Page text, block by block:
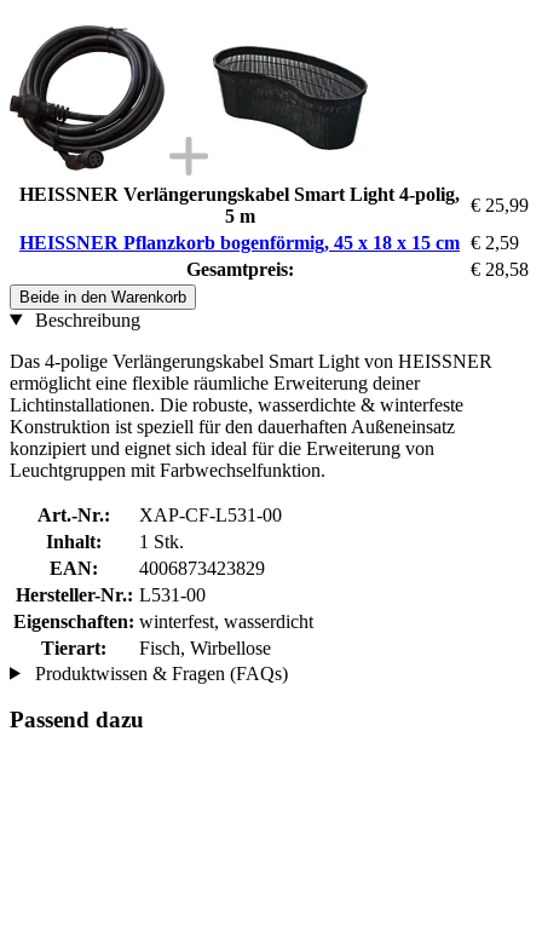
HEISSNER Verlängerungskabel Smart Light 4-polig,
5 m
€ 25,99
HEISSNER Pflanzkorb bogenförmig, 45 x 18 x 15 cm € 2,59
Gesamtpreis:
€ 28,58
Beide in den Warenkorb
Beschreibung
Das 4-polige Verlängerungskabel Smart Light von HEISSNER
ermöglicht eine flexible räumliche Erweiterung deiner
Lichtinstallationen. Die robuste, wasserdichte & winterfeste
Konstruktion ist speziell für den dauerhaften Außeneinsatz
konzipiert und eignet sich ideal für die Erweiterung von
Leuchtgruppen mit Farbwechselfunktion.
Art.-Nr.:
XAP-CF-L531-00
Inhalt:
1 Stk.
EAN:
4006873423829
Hersteller-Nr.: L531-00
Eigenschaften: winterfest, wasserdicht
Tierart:
Fisch, Wirbellose
Produktwissen & Fragen (FAQs)
Passend dazu